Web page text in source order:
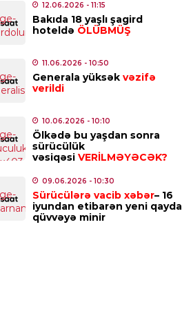
- 09:47
bu tarixi abidə
nun Dünya İrsinin İlkin
- 19:37
bağlı açıqlama
“İddiaların əhəmiyyətli
həqiqəti əks etdirmir”
12.06.2026 - 11:15
Bakıda 18 yaşlı şagird
hoteldə ÖLÜBMÜŞ
11.06.2026 - 10:50
Generala yüksək vəzifə
verildi
10.06.2026 - 10:10
Ölkədə bu yaşdan sonra
sürücülük
vəsiqəsi VERİLMƏYƏCƏK?
09.06.2026 - 10:30
Sürücülərə vacib xəbər– 16
iyundan etibarən yeni qayda
qüvvəyə minir